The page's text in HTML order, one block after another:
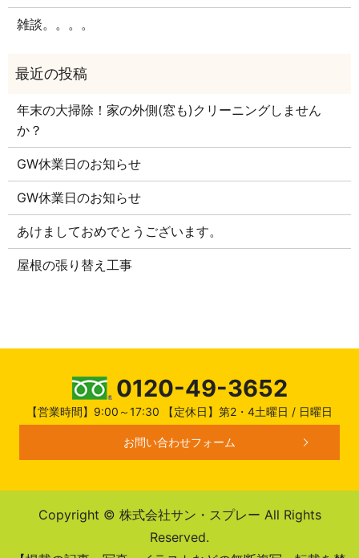
雑談。。。。
年末の大掃除！家の外側(窓も)クリーニングしません
か？
GW休業日のお知らせ
GW休業日のお知らせ
あけましておめでとうございます。
屋根の張り替え工事
0120-49-3652
【営業時間】9:00～17:30 【定休日】第2・4土曜日 / 日曜日
お問い合わせフォーム
Copyright © 株式会社サン・スプレー All Rights
Reserved.